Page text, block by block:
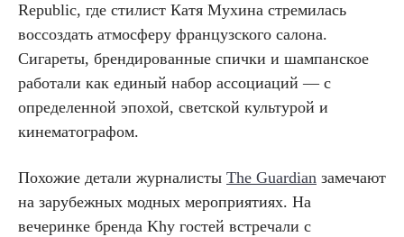
Republic, где стилист Катя Мухина стремилась
воссоздать атмосферу французского салона.
Сигареты, брендированные спички и шампанское
работали как единый набор ассоциаций — с
определенной эпохой, светской культурой и
кинематографом.
Похожие детали журналисты The Guardian замечают
на зарубежных модных мероприятиях. На
вечеринке бренда Khy гостей встречали с